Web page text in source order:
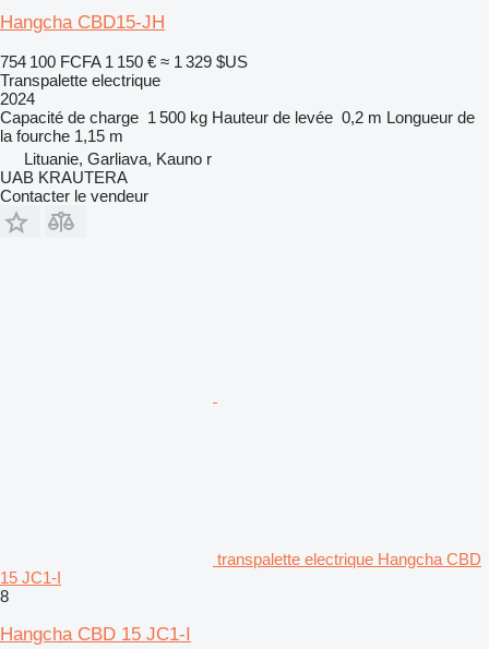
Hangcha CBD15-JH
754 100 FCFA 1 150 € ≈ 1 329 $US
Transpalette electrique
2024
Capacité de charge 1 500 kg Hauteur de levée 0,2 m Longueur de
la fourche 1,15 m
Lituanie, Garliava, Kauno r
UAB KRAUTERA
Contacter le vendeur
transpalette electrique Hangcha CBD
15 JC1-I
8
Hangcha CBD 15 JC1-I